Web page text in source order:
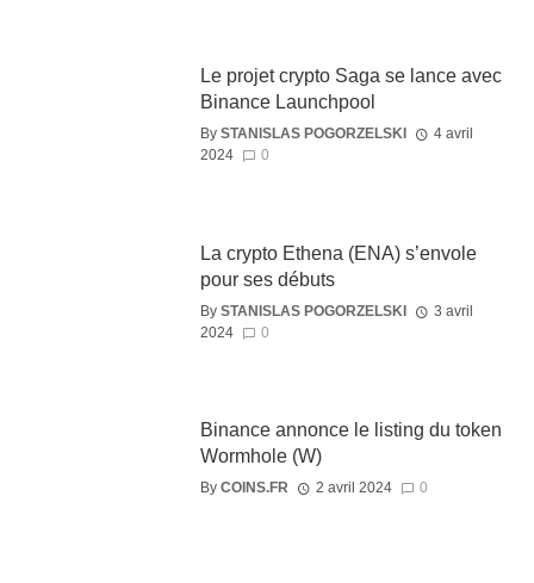
Le projet crypto Saga se lance avec
Binance Launchpool
By STANISLAS POGORZELSKI
4 avril
2024
0
La crypto Ethena (ENA) s’envole
pour ses débuts
By STANISLAS POGORZELSKI
3 avril
2024
0
Binance annonce le listing du token
Wormhole (W)
By COINS.FR 2 avril 2024 0